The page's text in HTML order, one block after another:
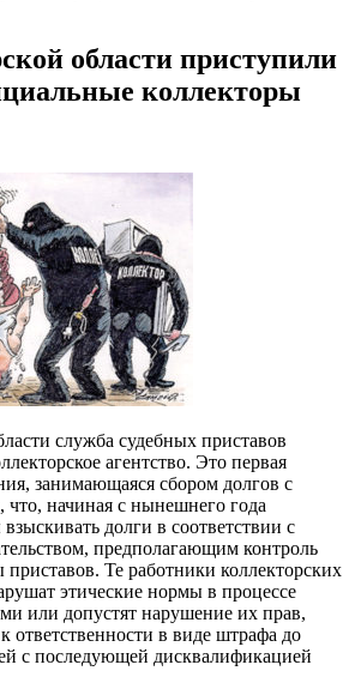
области приступили
коллекторы
служба судебных приставов
агентство. Это первая
занимающаяся сбором долгов с
начиная с нынешнего года
долги в соответствии с
предполагающим контроль
приставов. Те работники коллекторских
этические нормы в процессе
или допустят нарушение их прав,
ответственности в виде штрафа до
с последующей дисквалификацией